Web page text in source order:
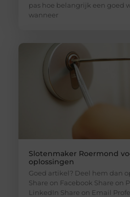
pas hoe belangrijk een goed
wanneer
Slotenmaker Roermond
oplossingen
Goed artikel? Deel hem dan
Share on Facebook Share on
LinkedIn Share on Email